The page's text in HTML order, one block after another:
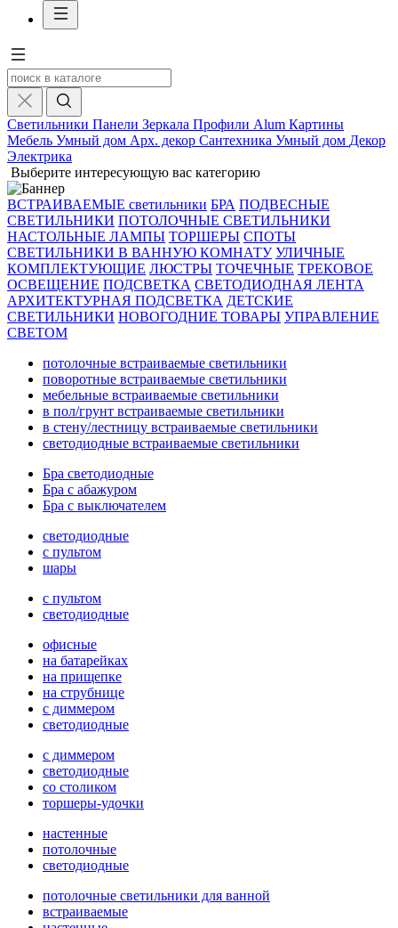
Светильники Панели Зеркала Профили Alum Картины
Мебель Умный дом Арх. декор Сантехника Умный дом Декор
Электрика
Выберите интересующую вас категорию
ВСТРАИВАЕМЫЕ светильники БРА ПОДВЕСНЫЕ
СВЕТИЛЬНИКИ ПОТОЛОЧНЫЕ СВЕТИЛЬНИКИ
НАСТОЛЬНЫЕ ЛАМПЫ ТОРШЕРЫ СПОТЫ
СВЕТИЛЬНИКИ В ВАННУЮ КОМНАТУ УЛИЧНЫЕ
КОМПЛЕКТУЮЩИЕ ЛЮСТРЫ ТОЧЕЧНЫЕ ТРЕКОВОЕ
ОСВЕЩЕНИЕ ПОДСВЕТКА СВЕТОДИОДНАЯ ЛЕНТА
АРХИТЕКТУРНАЯ ПОДСВЕТКА ДЕТСКИЕ
СВЕТИЛЬНИКИ НОВОГОДНИЕ ТОВАРЫ УПРАВЛЕНИЕ
СВЕТОМ
потолочные встраиваемые светильники
поворотные встраиваемые светильники
мебельные встраиваемые светильники
в пол/грунт встраиваемые светильники
в стену/лестницу встраиваемые светильники
светодиодные встраиваемые светильники
Бра светодиодные
Бра с абажуром
Бра с выключателем
светодиодные
с пультом
шары
с пультом
светодиодные
офисные
на батарейках
на прищепке
на струбнице
с диммером
светодиодные
с диммером
светодиодные
со столиком
торшеры-удочки
настенные
потолочные
светодиодные
потолочные светильники для ванной
встраиваемые